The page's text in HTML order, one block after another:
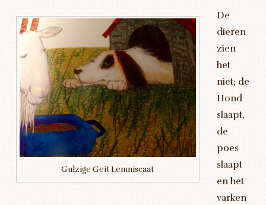
Gulzige Geit Lemniscaat
De
dieren
zien
het
niet; de
Hond
slaapt,
de
poes
slaapt
en het
varken